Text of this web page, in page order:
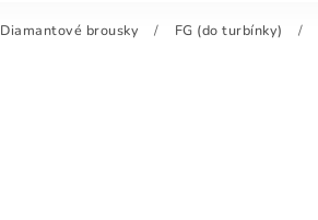
Diamantové brousky / FG (do turbínky) /